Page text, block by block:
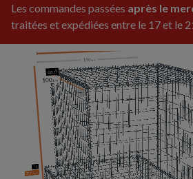
Les commandes passées après le
traitées et expédiées entre le 17 et le